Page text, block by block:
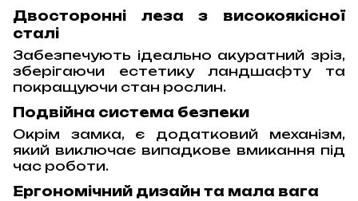
Двосторонні леза з високоякісної
сталі
Забезпечують ідеально акуратний зріз,
зберігаючи естетику ландшафту та
покращуючи стан рослин.
Подвійна система безпеки
Окрім замка, є додатковий механізм,
який виключає випадкове вмикання під
час роботи.
Ергономічний дизайн та мала вага